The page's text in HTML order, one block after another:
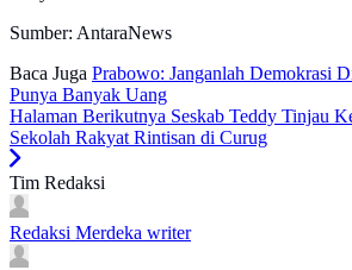
Sumber: AntaraNews
Baca Juga Prabowo: Janganlah Demokrasi
Punya Banyak Uang
Halaman Berikutnya Seskab Teddy Tinjau
Sekolah Rakyat Rintisan di Curug
Tim Redaksi
Redaksi Merdeka writer